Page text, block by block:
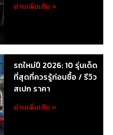
อ่านเพิ่มเติม »
รถใหม่ปี 2026: 10 รุ่นเด็ด
ที่สุดที่ควรรู้ก่อนซื้อ / รีวิว
สเปก ราคา
อ่านเพิ่มเติม »